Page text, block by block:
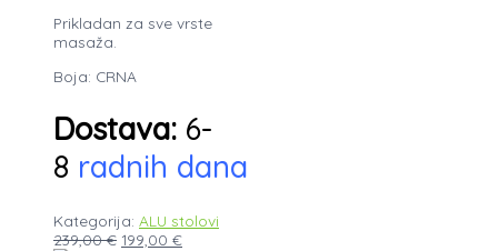
Prikladan za sve vrste
masaža.
Boja: CRNA
Dostava: 6-
8 radnih dana
Kategorija: ALU stolovi
239,00€ 199,00 €